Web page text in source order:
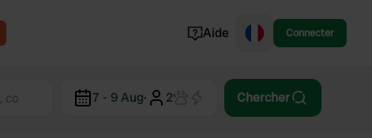
Aide Connecter
7 - 9 Aug· 2 Chercher